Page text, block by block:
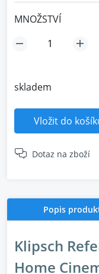
MNOŽSTVÍ
skladem
Vložit do
Dotaz na zboží
Popis
Klipsch
Home